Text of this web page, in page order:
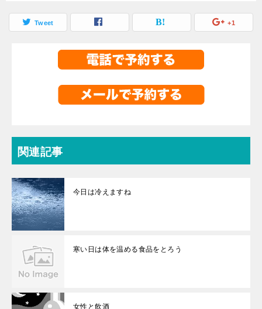
Tweet +1
関連記事
今日は冷えますね
寒い日は体を温める食品をとろう
女性と飲酒